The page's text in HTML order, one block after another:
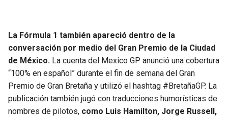
La Fórmula 1 también apareció dentro de la
conversación por medio del Gran Premio de la Ciudad
de México. La cuenta del Mexico GP anunció una cobertura
“100% en español” durante el fin de semana del Gran
Premio de Gran Bretaña y utilizó el hashtag #BretañaGP. La
publicación también jugó con traducciones humorísticas de
nombres de pilotos, como Luis Hamilton, Jorge Russell,